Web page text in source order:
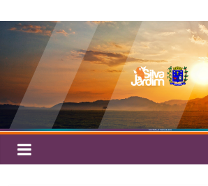
para
conteúdo
Silva
Jardim